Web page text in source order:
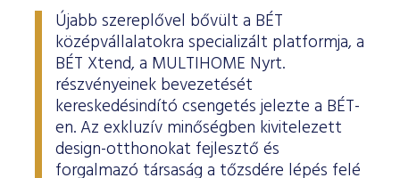
Újabb szereplővel bővült a BÉT
középvállalatokra specializált platformja, a
BÉT Xtend, a MULTIHOME Nyrt.
részvényeinek bevezetését
kereskedésindító csengetés jelezte a BÉT-
en. Az exkluzív minőségben kivitelezett
design-otthonokat fejlesztő és
forgalmazó társaság a tőzsdére lépés felé